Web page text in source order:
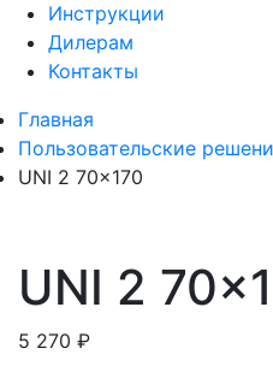
Инструкции
Дилерам
Контакты
Главная
Пользовательские
UNI 2 70×170
UNI 2
5 270 ₽